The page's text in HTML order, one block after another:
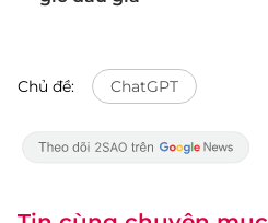
Chủ đề: ChatGPT